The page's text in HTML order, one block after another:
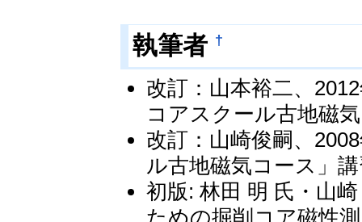
執筆者 †
改訂：山本裕二、
コアスクール古地磁
改訂：山崎俊嗣、
ル古地磁気コース」
初版: 林田 明 氏・山